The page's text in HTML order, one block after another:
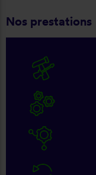
Nos prestations